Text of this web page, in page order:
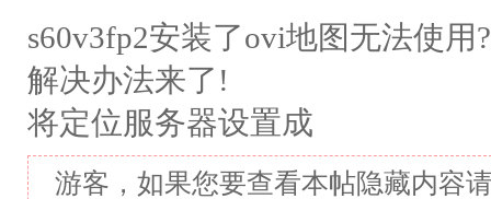
s60v3fp2安装了ovi地图无法使用?
解决办法来了!
将定位服务器设置成
游客，如果您要查看本帖隐藏内容